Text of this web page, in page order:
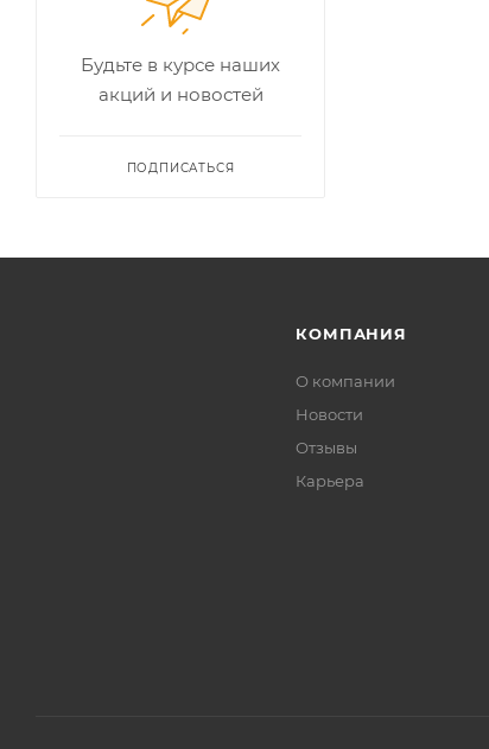
Будьте в курсе наших
акций и новостей
ПОДПИСАТЬСЯ
КОМПАНИЯ
О компании
Новости
Отзывы
Карьера